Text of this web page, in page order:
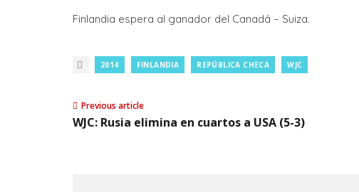
Finlandia espera al ganador del Canadá – Suiza.
2014 FINLANDIA REPÚBLICA CHECA WJC
Previous article
WJC: Rusia elimina en cuartos a USA (5-3)